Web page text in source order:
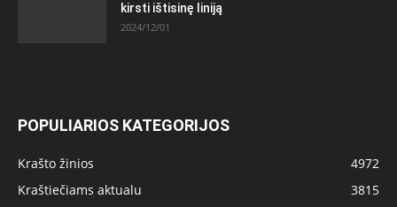
kirsti ištisinę liniją
2024/12/01
POPULIARIOS KATEGORIJOS
Krašto žinios
4972
Kraštiečiams aktualu
3815